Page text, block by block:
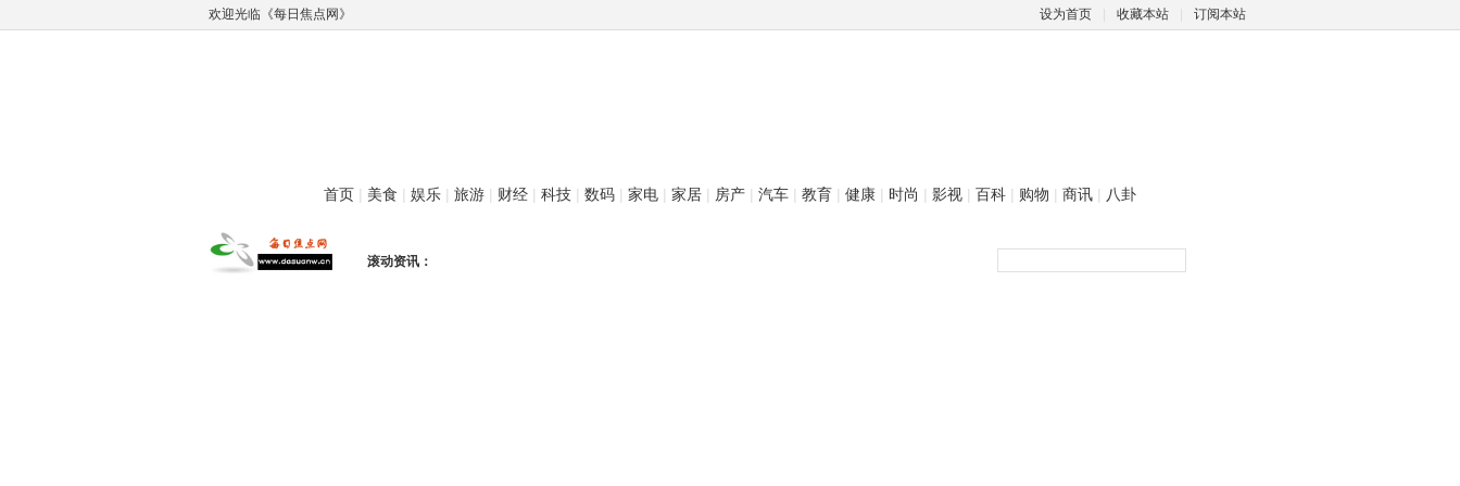
欢迎光临《每日焦点网》 设为首页 收藏本站 订阅本站
首页 | 美食 | 娱乐 | 旅游 | 财经 | 科技 | 数码 | 家电 | 家居 | 房产 | 汽车 | 教育 | 健康 | 时尚 | 影视 | 百科 | 购物 | 商讯 | 八卦
滚动资讯：